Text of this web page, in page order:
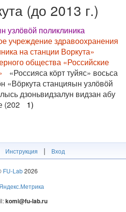
(до 2013 г.)
узлӧвӧй поликлиника
учреждение здравоохранения
на станции Воркута»
общества «Российские
«Россияса кӧрт туйяс» восьса
«Вӧркута станцияын узлӧвӧй
дзоньвидзалун видзан абу
(202
1)
Инструкция | Вход
FU-Lab2026
komi@fu-lab.ru